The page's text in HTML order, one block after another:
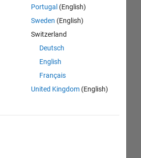
Portugal (English)
Sweden (English)
Switzerland
Deutsch
English
Français
United Kingdom(English)